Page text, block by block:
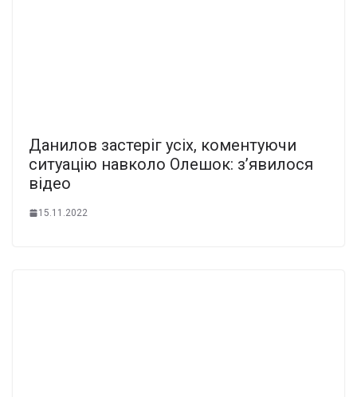
Данилов застеріг усіх, коментуючи
ситуацію навколо Олешок: з’явилося
відео
15.11.2022